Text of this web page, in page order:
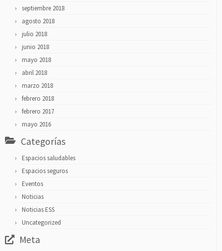
septiembre 2018
agosto 2018
julio 2018
junio 2018
mayo 2018
abril 2018
marzo 2018
febrero 2018
febrero 2017
mayo 2016
Categorías
Espacios saludables
Espacios seguros
Eventos
Noticias
Noticias ESS
Uncategorized
Meta